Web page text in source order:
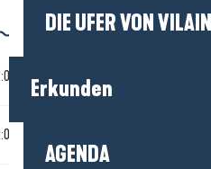
DIE UFER VON
Erkunden
AGENDA
30 Juni 2027
14:30 - 19:00